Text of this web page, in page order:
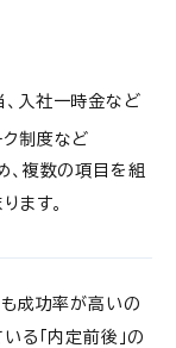
、入社一時金など
ク制度など
、複数の項目を組
ます。
成功率が高いの
る「内定前後」の